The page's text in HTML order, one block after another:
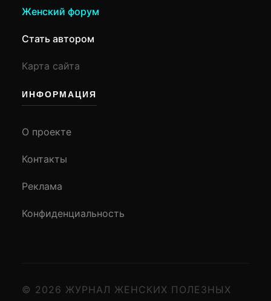
Женский форум
Стать автором
Карта сайта
ИНФОРМАЦИЯ
О проекте
Контакты
Реклама
Конфиденциальность
© 2026 ЖУРНАЛ ЖЕНСКИХ ПОЛЕЗНЫХ